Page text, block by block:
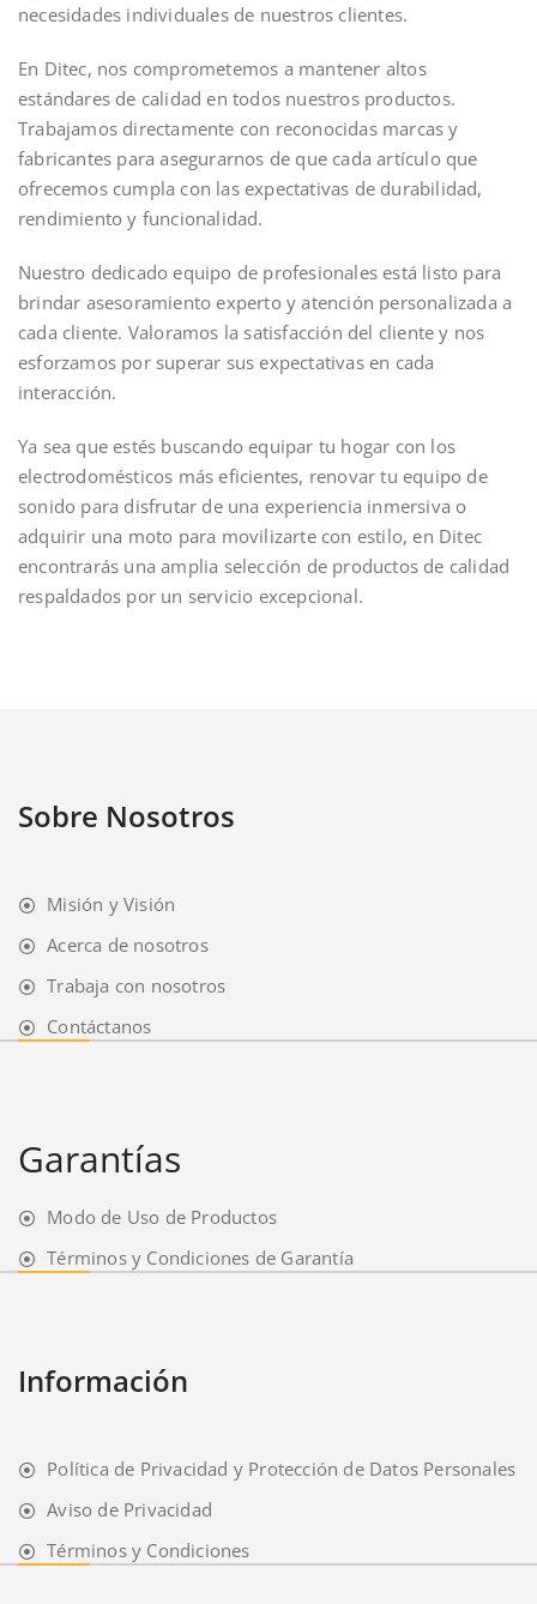
necesidades individuales de nuestros clientes.
En Ditec, nos comprometemos a mantener altos
estándares de calidad en todos nuestros productos.
Trabajamos directamente con reconocidas marcas y
fabricantes para asegurarnos de que cada artículo que
ofrecemos cumpla con las expectativas de durabilidad,
rendimiento y funcionalidad.
Nuestro dedicado equipo de profesionales está listo para
brindar asesoramiento experto y atención personalizada a
cada cliente. Valoramos la satisfacción del cliente y nos
esforzamos por superar sus expectativas en cada
interacción.
Ya sea que estés buscando equipar tu hogar con los
electrodomésticos más eficientes, renovar tu equipo de
sonido para disfrutar de una experiencia inmersiva o
adquirir una moto para movilizarte con estilo, en Ditec
encontrarás una amplia selección de productos de calidad
respaldados por un servicio excepcional.
Sobre Nosotros
Misión y Visión
Acerca de nosotros
Trabaja con nosotros
Contáctanos
Garantías
Modo de Uso de Productos
Términos y Condiciones de Garantía
Información
Política de Privacidad y Protección de Datos Personales
Aviso de Privacidad
Términos y Condiciones